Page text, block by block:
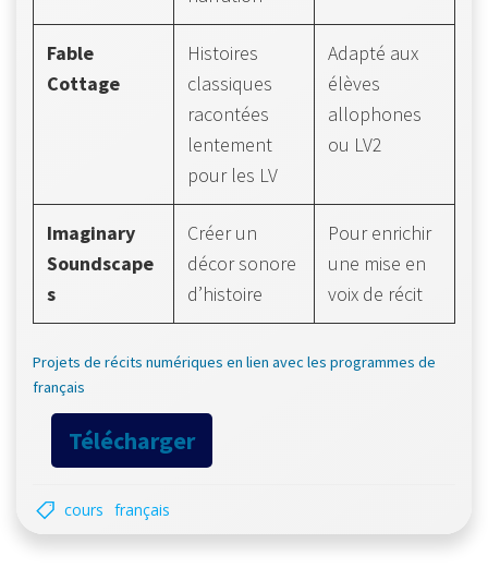
Fable
Cottage
Histoires
classiques
racontées
lentement
pour les LV
Adapté aux
élèves
allophones
ou LV2
Imaginary
Soundscape
s
Créer un
décor sonore
d’histoire
Pour enrichir
une mise en
voix de récit
Projets de récits numériques en lien avec les programmes de
français
Télécharger
cours français